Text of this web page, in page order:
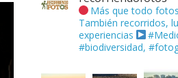
Más que todo
También recorridos,
experiencias
#biodiversidad,